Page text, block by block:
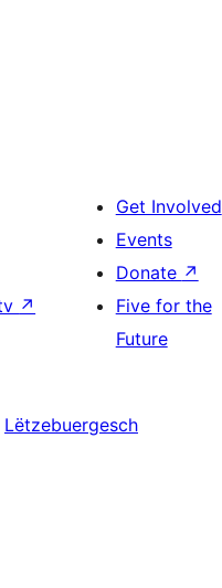
↗
Get Involved
Events
Donate ↗
Five for the
Future
Lëtzebuergesch